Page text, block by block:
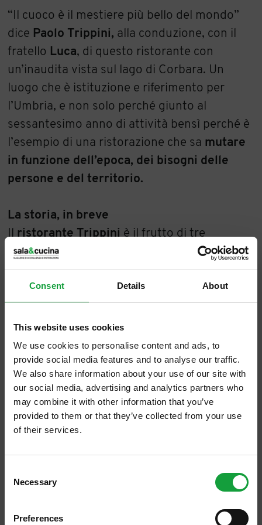
Consent Details About
This website uses cookies
We use cookies to personalise content and ads, to
provide social media features and to analyse our traffic.
We also share information about your use of our site with
our social media, advertising and analytics partners who
may combine it with other information that you’ve
provided to them or that they’ve collected from your use
of their services.
Selection
Necessary
Preferences
“Il cuoco è il mestiere più bello del mondo”
dice Paolo Trippini, alla conduzione, con il
fratello Luca, di questo ristorante con
un’inaudita vista sul lago di Corbara. Un
luogo che è istituzione e riferimento per
l’Umbria, e non solo perché giunto al
sessantesimo anno di attività bensì perché è
l’esempio di una ristorazione che sa mutare
in funzione dell’epoca, dei bisogni delle
persone e del territorio.
La storia, in breve
ristorante Trippini è il frutto di tre
generazioni. Nel 1964 ne hanno dato i natali i
nonni Giulia e Giuseppe, con il nomeDa
Peppe se pappa
. Era il tempo di piatti
semplici, abbondanti, e della ricerca di una
nuova convivialità fuori dalle mura
domestiche. Poi è stato il turno del papà di
Paolo e Luca, Adolfo, che ha portato
nell’insegna, in modo lungimirante, il nome di
famiglia. Non solo: ha introdotto un nuovo
stile nel locale e abbracciato una cucina più
ricercata e geograficamente aperta, per
desiderio, e le opportunità economiche, per
ISCRIVITI ALLA NEWSLETTER
Resta aggiornato su tutte le ultime novita nel campo